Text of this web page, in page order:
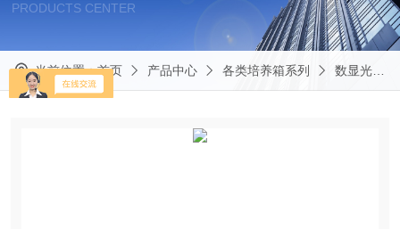
PRODUCTS CENTER
当前位置：首页 产品中心 各类培养箱系列 数显光照培养箱